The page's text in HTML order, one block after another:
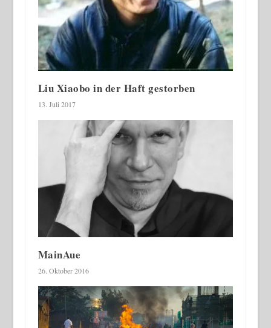
Liu Xiaobo in der Haft gestorben
13. Juli 2017
MainAue
26. Oktober 2016